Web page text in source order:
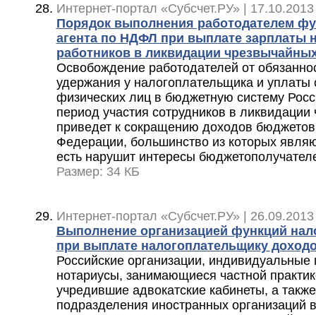
Интернет-портал «Субсчет.РУ» |
Порядок выполнения работодателем
агента по НДФЛ при выплате зарплаты
работников в ликвидации
Освобождение работодателей от
удержания у налогоплательщика и
физических лиц в бюджетную систему
период участия сотрудников в
приведет к сокращению доходов бюджетов
Федерации, большинство из которых
есть нарушит интересы
Размер: 34 КБ
Интернет-портал «Субсчет.РУ» |
Выполнение организацией функций
при выплате налогоплательщику
Российские организации,
нотариусы, занимающиеся частной
учредившие адвокатские кабинеты, а
подразделения иностранных организаций